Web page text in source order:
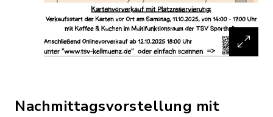
Nachmittagsvorstellung mit